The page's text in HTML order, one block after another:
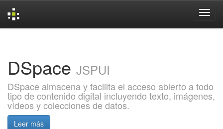
DSpace JSPUI
DSpace almacena y facilita el acceso abierto a todo
tipo de contenido digital incluyendo texto, imágenes,
vídeos y colecciones de datos.
Leer más